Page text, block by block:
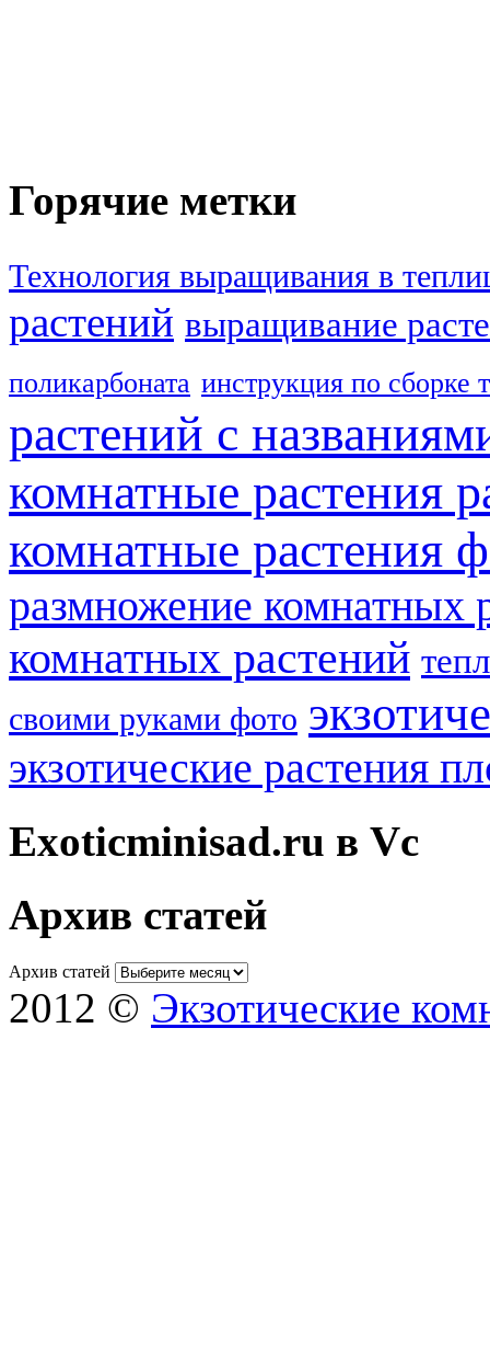
Горячие метки
Технология выращивания в
растений выращивание
поликарбоната инструкция по сборке
растений с
комнатные растения
комнатные растения
размножение комнатных
комнатных растений
своими руками фото
экзотические растения
Exoticminisad.ru в Vc
Архив статей
Архив статей
2012 © Экзотические